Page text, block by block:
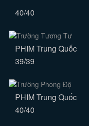
40/40
PHIM Trung Quốc
39/39
PHIM Trung Quốc
40/40